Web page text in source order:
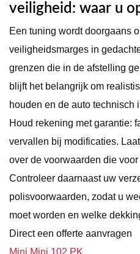
veiligheid: waar u
Een tuning wordt doorgaans
veiligheidsmarges in
grenzen die in de afstelling
blijft het belangrijk om
houden en de auto technisch
Houd rekening met garantie:
vervallen bij modificaties.
over de voorwaarden die
Controleer daarnaast uw
polisvoorwaarden, zodat u
moet worden en welke
Direct een offerte aanvragen
Mini Mini 102 PK